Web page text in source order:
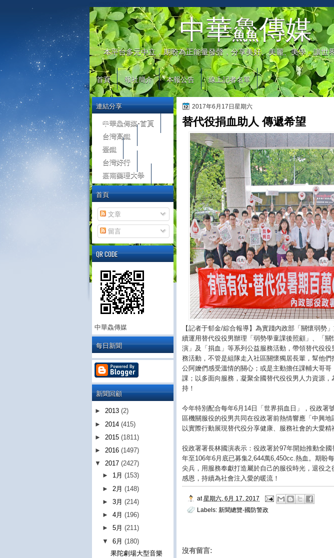
中華鱻傳媒
本平台多元中立，期盼為正能量發聲，分享美好、美麗、美學，讓
首頁 報社簡介 本報公告 線上記者名單
2017年6月17日星期六
替代役捐血助人 傳遞希望
【記者于郁金/綜合報導】為實踐內政部「關懷弱勢
續運用替代役役男辦理「弱勢學童課後照顧」、「
演」及「捐血」等系列公益服務活動，帶領替代役
務活動，不管是組隊走入社區關懷獨居長輩，幫他
公阿嬤們感受溫情的關心；或是主動擔任課輔大哥
課；以多面向服務，凝聚全國替代役役男人力資源
持！
今年特別配合每年6月14日「世界捐血日」，役政署
區機關服役的役男共同在役政署前熱情響應「中興
以實際行動展現替代役分享健康、服務社會的大愛精
役政署署長林國演表示：役政署於97年開始推動全
年至106年6月底已募集2,644萬6,450cc.熱血。期盼
尖兵，用服務奉獻打造屬於自己的服役時光，退役
感恩，持續為社會注入愛的暖流！
at 星期六, 6月 17, 2017
Labels: 新聞總覽-國防警政
沒有留言:
連結分享
中華鱻傳媒-首頁
台灣高鐵
臺鐵
台灣好行
嘉南藥理大學
首頁
文章
留言
QR CODE
中華鱻傳媒
每日新聞
新聞回顧
► 2013 (2)
► 2014 (415)
► 2015 (1811)
► 2016 (1497)
▼ 2017 (2427)
► 1月(153)
► 2月(148)
►3月(214)
►4月(196)
►5月(211)
▼6月(180)
果陀劇場大型音樂